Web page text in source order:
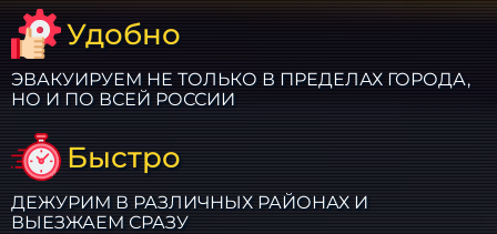
Удобно
ЭВАКУИРУЕМ НЕ ТОЛЬКО В ПРЕДЕЛАХ ГОРОДА,
НО И ПО ВСЕЙ РОССИИ
Быстро
ДЕЖУРИМ В РАЗЛИЧНЫХ РАЙОНАХ И
ВЫЕЗЖАЕМ СРАЗУ